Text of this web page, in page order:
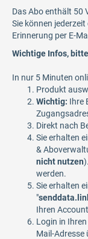
Das Abo enthält 50
Sie können
Erinnerung per E-
Wichtige Infos,
In nur 5 Minuten
Produkt
Wichtig: Ihre
Direkt nach
Sie erhalten
&
nicht nutzen
werden.
Sie erhalten
"
Ihren
Login in
Mail-Adresse